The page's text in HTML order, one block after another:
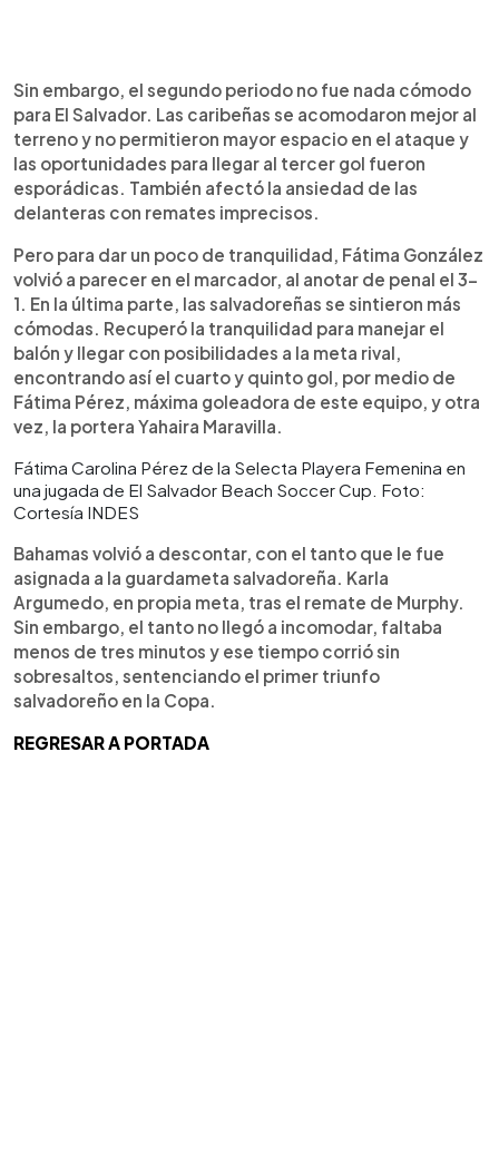
Sin embargo, el segundo periodo no fue nada cómodo
para El Salvador. Las caribeñas se acomodaron mejor al
terreno y no permitieron mayor espacio en el ataque y
las oportunidades para llegar al tercer gol fueron
esporádicas. También afectó la ansiedad de las
delanteras con remates imprecisos.
Pero para dar un poco de tranquilidad, Fátima González
volvió a parecer en el marcador, al anotar de penal el 3-
1. En la última parte, las salvadoreñas se sintieron más
cómodas. Recuperó la tranquilidad para manejar el
balón y llegar con posibilidades a la meta rival,
encontrando así el cuarto y quinto gol, por medio de
Fátima Pérez, máxima goleadora de este equipo, y otra
vez, la portera Yahaira Maravilla.
Fátima Carolina Pérez de la Selecta Playera Femenina en
una jugada de El Salvador Beach Soccer Cup. Foto:
Cortesía INDES
Bahamas volvió a descontar, con el tanto que le fue
asignada a la guardameta salvadoreña. Karla
Argumedo, en propia meta, tras el remate de Murphy.
Sin embargo, el tanto no llegó a incomodar, faltaba
menos de tres minutos y ese tiempo corrió sin
sobresaltos, sentenciando el primer triunfo
salvadoreño en la Copa.
REGRESAR A PORTADA